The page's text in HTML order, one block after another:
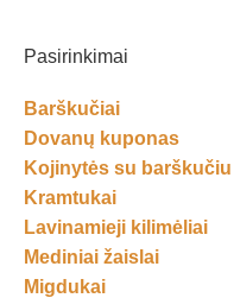
Pasirinkimai
Barškučiai
Dovanų kuponas
Kojinytės su barškučiu
Kramtukai
Lavinamieji kilimėliai
Mediniai žaislai
Migdukai